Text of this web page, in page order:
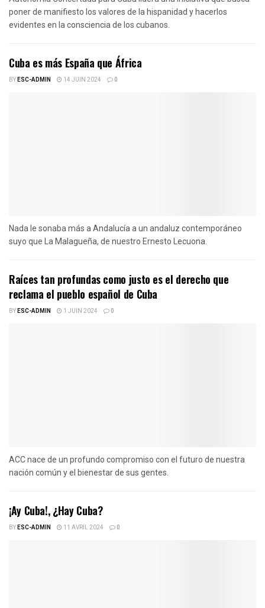
poner de manifiesto los valores de la hispanidad y hacerlos
evidentes en la consciencia de los cubanos.
Cuba es más España que África
BYESC-ADMIN 14 JUIN 2024 0
Nada le sonaba más a Andalucía a un andaluz contemporáneo
suyo que La Malagueña, de nuestro Ernesto Lecuona.
Raíces tan profundas como justo es el derecho que
reclama el pueblo español de Cuba
BYESC-ADMIN 1 JUIN 2024 0
ACC nace de un profundo compromiso con el futuro de nuestra
nación común y el bienestar de sus gentes.
¡Ay Cuba!, ¿Hay Cuba?
BYESC-ADMIN 11 AVRIL 2024 0